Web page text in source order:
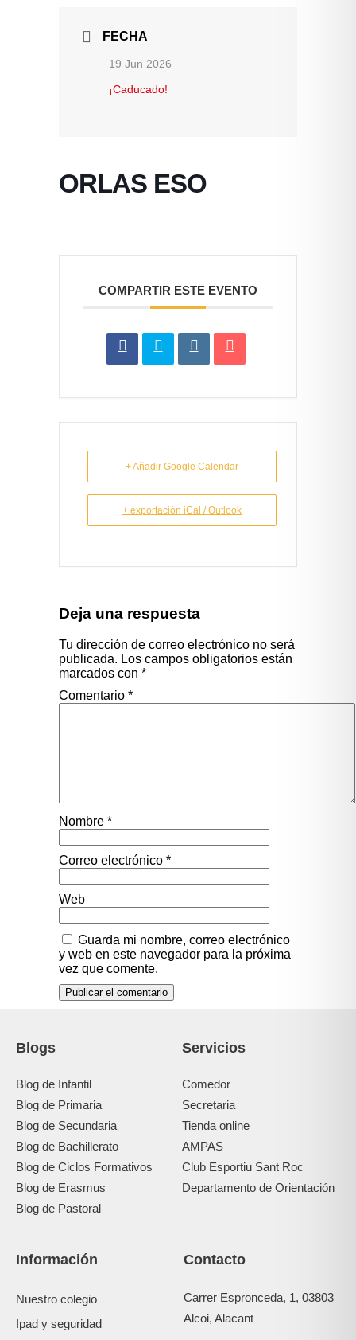
FECHA
19 Jun 2026
¡Caducado!
ORLAS ESO
COMPARTIR ESTE EVENTO
+ Añadir Google Calendar
+ exportación iCal / Outlook
Deja una respuesta
Tu dirección de correo electrónico no será
publicada. Los campos obligatorios están
marcados con *
Comentario *
Nombre *
Correo electrónico *
Web
Guarda mi nombre, correo electrónico
y web en este navegador para la próxima
vez que comente.
Blogs
Blog de Infantil
Blog de Primaria
Blog de Secundaria
Blog de Bachillerato
Blog de Ciclos Formativos
Blog de Erasmus
Blog de Pastoral
Servicios
Comedor
Secretaria
Tienda online
AMPAS
Club Esportiu Sant Roc
Departamento de Orientación
Información
Nuestro colegio
Ipad y seguridad
Contacto
Carrer Espronceda, 1, 03803
Alcoi, Alacant